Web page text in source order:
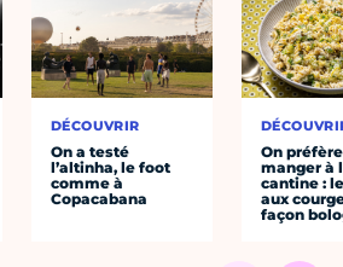
DÉCOUVRIR
On a testé
l’altinha, le foot
comme à
Copacabana
On préfère
manger à
cantine :
aux
façon